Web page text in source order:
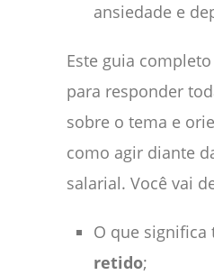
ansiedade e
Este guia
para responder
sobre o tema e
como agir diante
salarial. Você vai
O que significa
retido;